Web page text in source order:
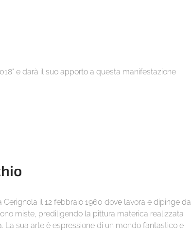
e darà il suo apporto a questa manifestazione
Cerignola il 12 febbraio 1960 dove lavora e dipinge da
miste, prediligendo la pittura materica realizzata
La sua arte è espressione di un mondo fantastico e